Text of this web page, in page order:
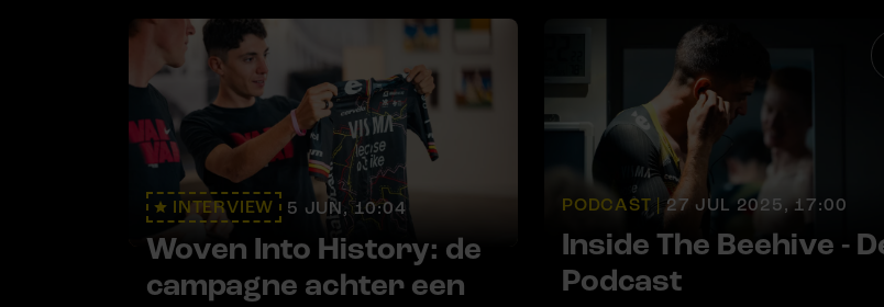
INTERVIEW 5 JUN, 10:04
Woven Into History: de
campagne achter een
PODCAST | 27 JUL 2025, 17:00
Inside The Beehive -
Podcast